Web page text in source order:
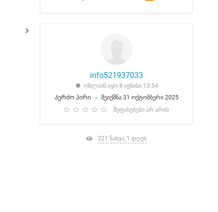
info521937033
ონლაინ იყო 8 ივნისი 13:54
Კერძო პირი
შეიქმნა 31 ოქტომბერი 2025
შეფასებები არ არის
221 ნახვა, 1 დღეს